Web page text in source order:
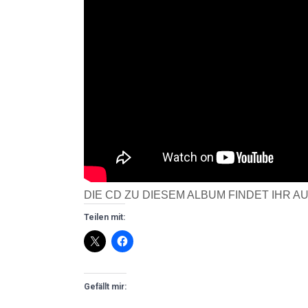
DIE CD ZU DIESEM ALBUM FINDET IHR
Teilen mit:
Gefällt mir: